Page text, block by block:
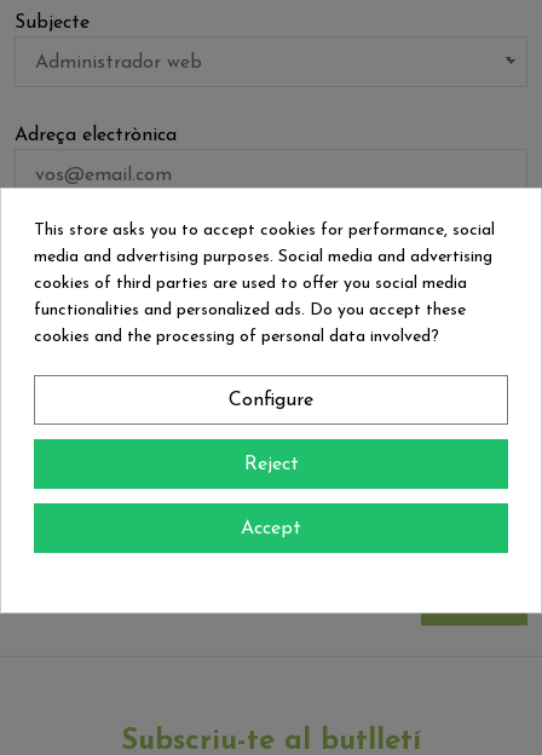
Subjecte
Adreça electrònica
Adjunt
SELECCIONAR UN FITXER
opcional
Subscriu-te al butlletí
This store asks you to accept cookies for performance, social
media and advertising purposes. Social media and advertising
cookies of third parties are used to offer you social media
functionalities and personalized ads. Do you accept these
cookies and the processing of personal data involved?
Configure
Reject
Accept